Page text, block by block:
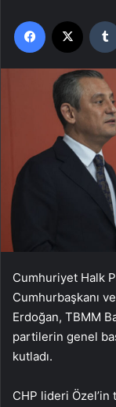
Facebook
Cumhuriyet Halk
Cumhurbaşkanı
Erdoğan, TBMM
partilerin genel
kutladı.
CHP lideri